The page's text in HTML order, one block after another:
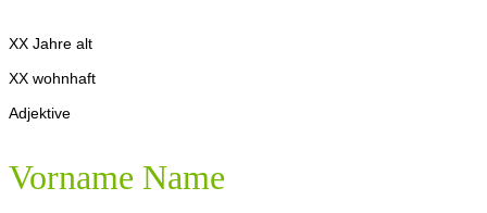
XX Jahre alt
XX wohnhaft
Adjektive
Vorname Name